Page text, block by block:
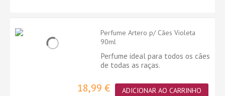
Perfume Artero p/ Cães Violeta
90ml
Perfume ideal para todos os cães
de todas as raças.
18,99 € ADICIONAR AO CARRINHO